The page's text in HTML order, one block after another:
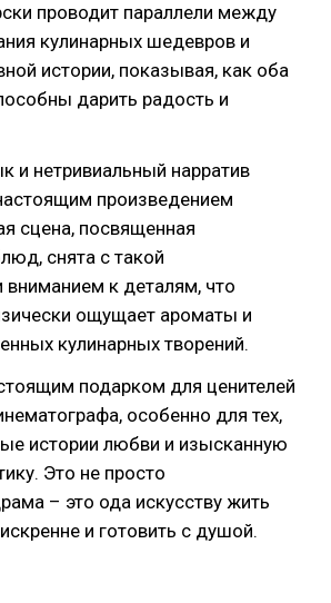
проводит параллели между
кулинарных шедевров и
истории, показывая, как оба
дарить радость и
и нетривиальный нарратив
произведением
сцена, посвященная
снята с такой
к деталям, что
ощущает ароматы и
кулинарных творений.
подарком для ценителей
особенно для тех,
истории любви и изысканную
Это не просто
– это ода искусству жить
и готовить с душой.